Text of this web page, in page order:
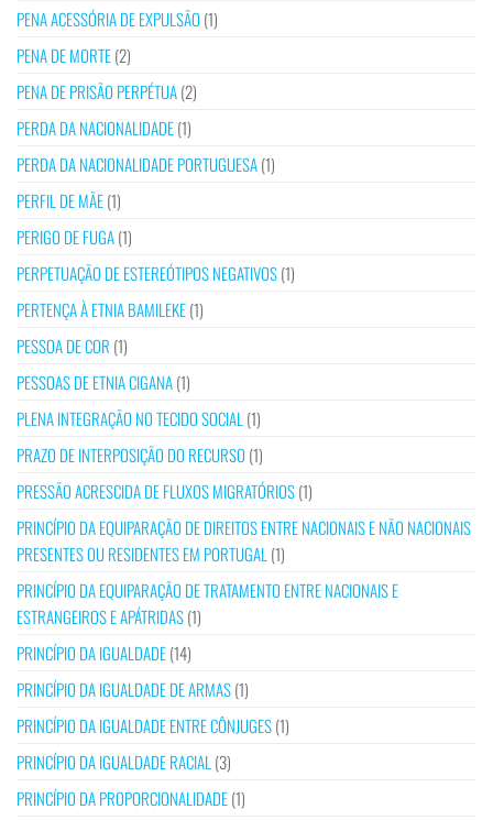
PENA ACESSÓRIA DE EXPULSÃO (1)
PENA DE MORTE(2)
PENA DE PRISÃO PERPÉTUA(2)
PERDA DA NACIONALIDADE(1)
PERDA DA NACIONALIDADE PORTUGUESA(1)
PERFIL DE MÃE(1)
PERIGO DE FUGA(1)
PERPETUAÇÃO DE ESTEREÓTIPOS NEGATIVOS(1)
PERTENÇA À ETNIA BAMILEKE(1)
PESSOA DE COR (1)
PESSOAS DE ETNIA CIGANA(1)
PLENA INTEGRAÇÃO NO TECIDO SOCIAL (1)
PRAZO DE INTERPOSIÇÃO DO RECURSO (1)
PRESSÃO ACRESCIDA DE FLUXOS MIGRATÓRIOS(1)
PRINCÍPIO DA EQUIPARAÇÃO DE DIREITOS ENTRE NACIONAIS E NÃO NACIONAIS
PRESENTES OU RESIDENTES EM PORTUGAL (1)
PRINCÍPIO DA EQUIPARAÇÃO DE TRATAMENTO ENTRE NACIONAIS E
ESTRANGEIROS E APÁTRIDAS(1)
PRINCÍPIO DA IGUALDADE(14)
PRINCÍPIO DA IGUALDADE DE ARMAS(1)
PRINCÍPIO DA IGUALDADE ENTRE CÔNJUGES(1)
PRINCÍPIO DA IGUALDADE RACIAL (3)
PRINCÍPIO DA PROPORCIONALIDADE(1)